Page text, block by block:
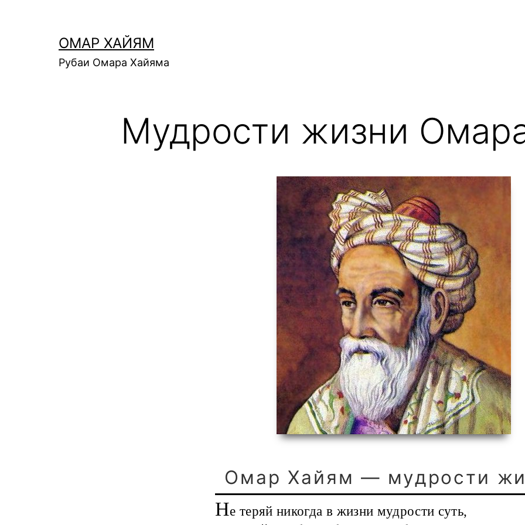
содержимомуОМАР ХАЙЯМ
Рубаи Омара Хайяма
Мудрости жизни
Омар Хайям — мудрости
Не теряй никогда в жизни мудрости суть,